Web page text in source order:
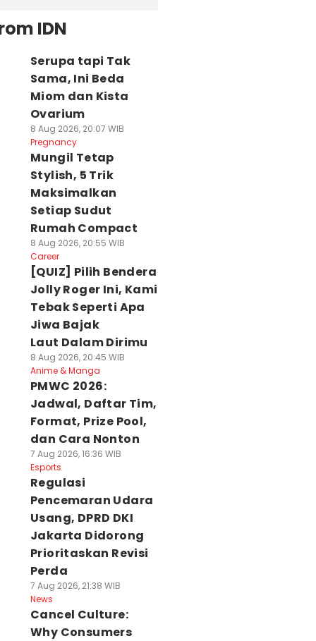
IDN
Serupa tapi Tak
Sama, Ini Beda
Miom dan Kista
Ovarium
8 Aug 2026, 20:07 WIB
Pregnancy
Mungil Tetap
Stylish, 5 Trik
Maksimalkan
Setiap Sudut
Rumah Compact
8 Aug 2026, 20:55 WIB
Career
[QUIZ] Pilih Bendera
Jolly Roger Ini, Kami
Tebak Seperti Apa
Jiwa Bajak
Laut Dalam Dirimu
8 Aug 2026, 20:45 WIB
Anime & Manga
PMWC 2026:
Jadwal, Daftar Tim,
Format, Prize Pool,
dan Cara Nonton
7 Aug 2026, 16:36 WIB
Esports
Regulasi
Pencemaran Udara
Usang, DPRD DKI
Jakarta Didorong
Prioritaskan Revisi
Perda
7 Aug 2026, 21:38 WIB
News
Cancel Culture:
Why Consumers